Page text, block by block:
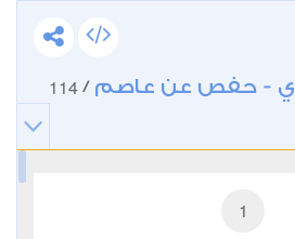
- حفص عن عاصم /
114
1